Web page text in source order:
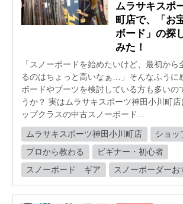
ムラサキスポ
町店で、「お
ボード」の探
みた！
「スノーボードを始めたいけど、最初から
るのはちょっと高いなぁ…」そんなふうに
ボードやブーツを検討している方も多いの
うか？ 実はムラサキスポーツ神田小川町店
ップクラスの中古スノーボード...
ムラサキスポーツ神田小川町店 ショッ
プロから教わる
ビギナー・初心者
スノーボード ギア
スノーボーダーお